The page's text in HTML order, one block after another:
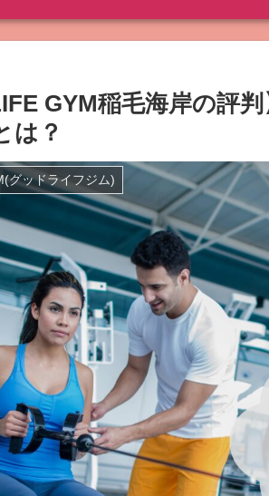
GYM稲毛海岸の評
は？
グッドライフジム)